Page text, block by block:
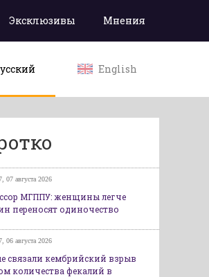
Эксклюзивы Мнения
English
07 августа 2026
МГППУ: женщины легче
переносят одиночество
06 августа 2026
связали кембрийский взрыв
количества фекалий в